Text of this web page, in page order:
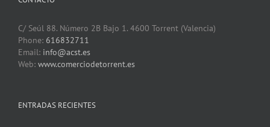
C/ Seúl 88. Número 2B Bajo 1. 4600 Torrent (Valencia)
Phone: 616832711
Email: info@acst.es
Web: www.comerciodetorrent.es
ENTRADAS RECIENTES